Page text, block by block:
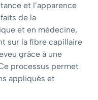
et l’apparence
de la
et en médecine,
sur la fibre capillaire
grâce à une
processus permet
appliqués et